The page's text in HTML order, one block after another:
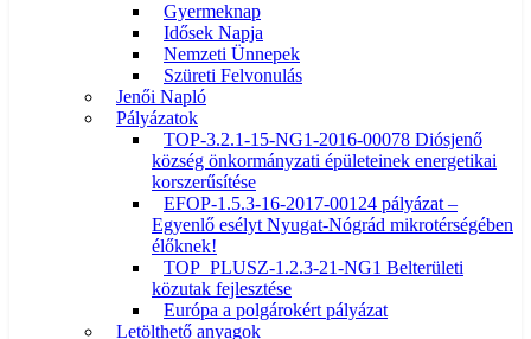
Gyermeknap
Idősek Napja
Nemzeti Ünnepek
Szüreti Felvonulás
Jenői Napló
Pályázatok
TOP-3.2.1-15-NG1-2016-00078 Diósjenő
község önkormányzati épületeinek energetikai
korszerűsítése
EFOP-1.5.3-16-2017-00124 pályázat –
Egyenlő esélyt Nyugat-Nógrád mikrotérségében
élőknek!
TOP_PLUSZ-1.2.3-21-NG1 Belterületi
közutak fejlesztése
Európa a polgárokért pályázat
Letölthető anyagok